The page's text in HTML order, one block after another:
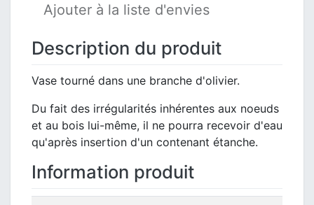
Ajouter à la liste d'envies
Description du produit
Vase tourné dans une branche d'olivier.
Du fait des irrégularités inhérentes aux noeuds
et au bois lui-même, il ne pourra recevoir d'eau
qu'après insertion d'un contenant étanche.
Information produit